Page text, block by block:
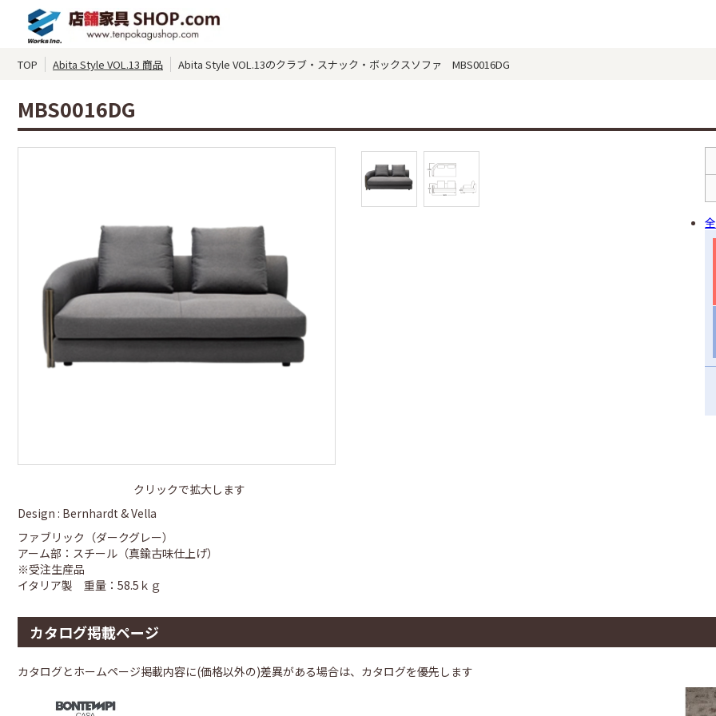
TOP Abita Style VOL.13 商品 Abita Style VOL.13のクラブ・スナック・ボックスソファ MBS0016DG
MBS0016DG
クリックで拡大します
Design : Bernhardt & Vella
ファブリック（ダークグレー）
アーム部：スチール（真鍮古味仕上げ）
※受注生産品
イタリア製 重量：58.5ｋｇ
カタログ掲載ページ
カタログとホームページ掲載内容に(価格以外の)差異がある場合は、カタログを優先します